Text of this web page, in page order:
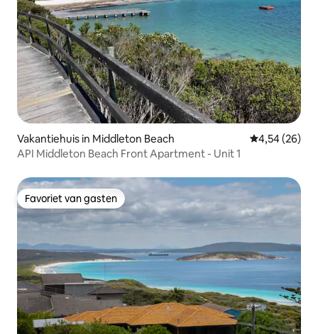
Vakantiehuis in Middleton Beach Gemiddelde
4,54 (26)
API Middleton Beach Front Apartment - Unit 1
Favoriet van gasten
Favoriet van gasten